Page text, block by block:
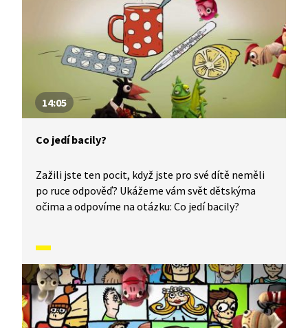
14:05
Co jedí bacily?
Zažili jste ten pocit, když jste pro své dítě neměli
po ruce odpověď? Ukážeme vám svět dětskýma
očima a odpovíme na otázku: Co jedí bacily?